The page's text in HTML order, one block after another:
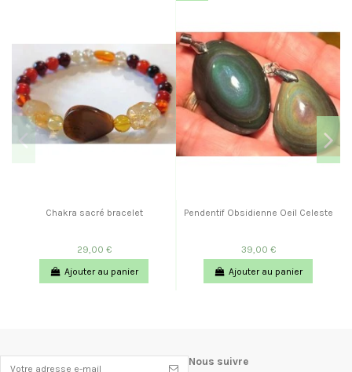
Chakra sacré bracelet
29,00 €
Ajouter au panier
Pendentif Obsidienne Oeil Celeste
39,00 €
Ajouter au panier
Nous suivre